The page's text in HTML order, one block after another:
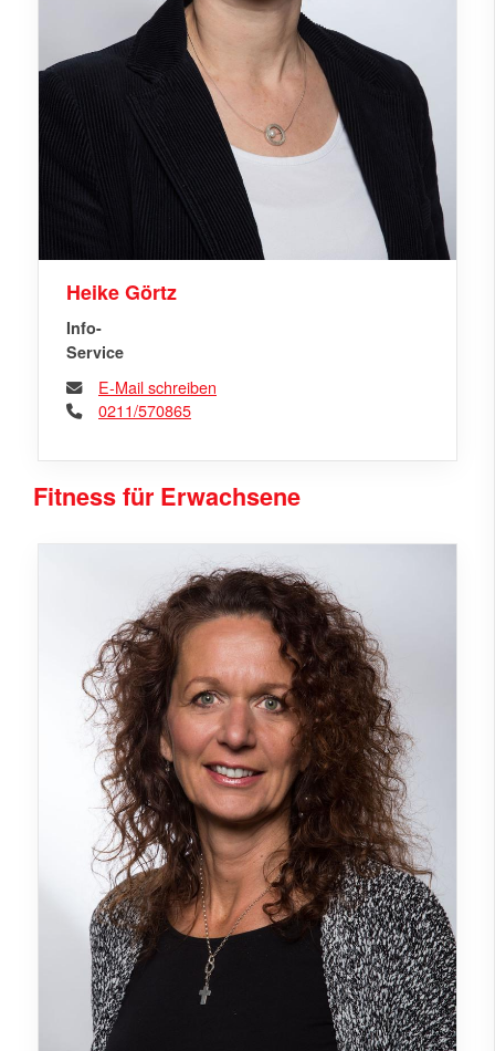
Heike Görtz
Info-
Service
E-Mail schreiben
0211/570865
Fitness für Erwachsene